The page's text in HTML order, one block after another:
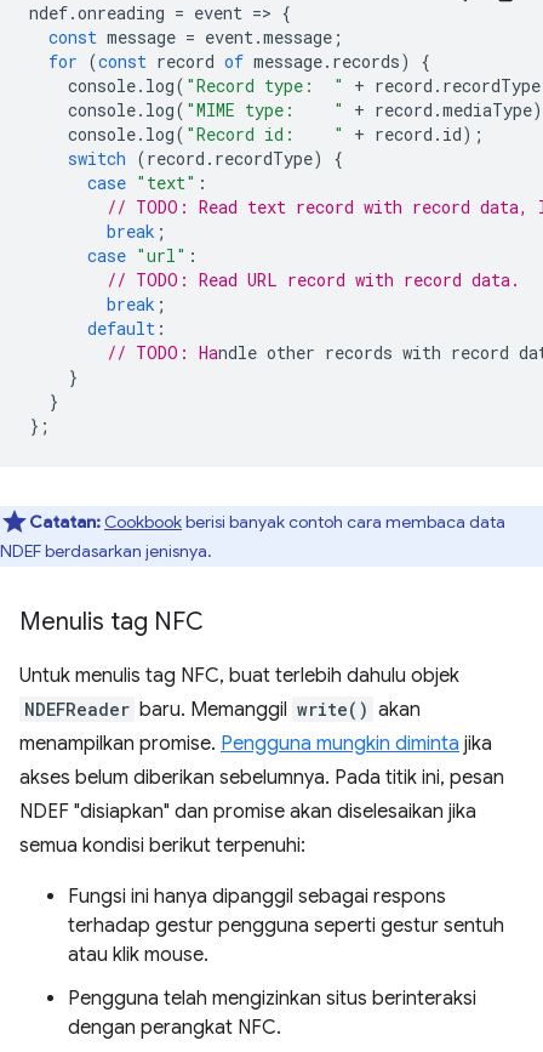
ndef.onreading = event => {
const message = event.message ;
for (const record of message. records)
{
console. log( "Record type:  " + record . recordType
console. log( "MIME type:    " + record .mediaType
console. log( "Record id:    " + record . id);
switch (record . recordType)
{
case "text" :
// TODO: Read text record with record data,
break ;
case "url" :
// TODO: Read URL record with record data.
break ;
default :
// TODO: Ha
}
}
};
Catatan: Cookbookberisi banyak contoh cara membaca data
NDEF berdasarkan jenisnya.
Menulis tag NFC
Untuk menulis tag NFC, buat terlebih dahulu objek
NDEFReader baru. Memanggil write() akan
menampilkan promise. Pengguna mungkin diminta jika
akses belum diberikan sebelumnya. Pada titik ini, pesan
NDEF "disiapkan" dan promise akan diselesaikan jika
semua kondisi berikut terpenuhi:
Fungsi ini hanya dipanggil sebagai respons
terhadap gestur pengguna seperti gestur sentuh
atau klik mouse.
Pengguna telah mengizinkan situs berinteraksi
dengan perangkat NFC.